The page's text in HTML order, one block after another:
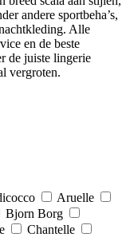
andere sportbeha’s,
Alle
en de beste
de juiste lingerie
vergroten.
Aruelle
Bjorn Borg
Chantelle